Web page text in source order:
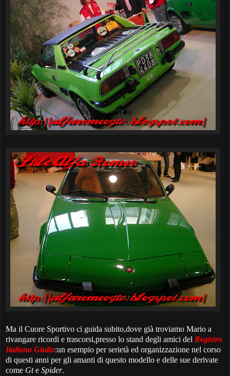
Ma il Cuore Sportivo ci guida subito,dove già troviamo Mario a
rivangare ricordi e trascorsi,presso lo stand degli amici del Registro
Italiano Giulia:un esempio per serietà ed organizzazione nel corso
di questi anni per gli amanti di questo modello e delle sue derivate
come Gte Spider.